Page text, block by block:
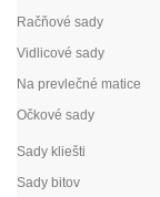
Račňové sady
Vidlicové sady
Na prevlečné matice
Očkové sady
Sady kliešti
Sady bitov